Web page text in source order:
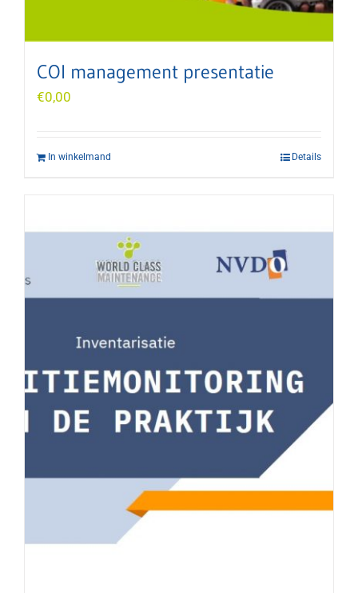
COI management presentatie
€0,00
In winkelmand Details